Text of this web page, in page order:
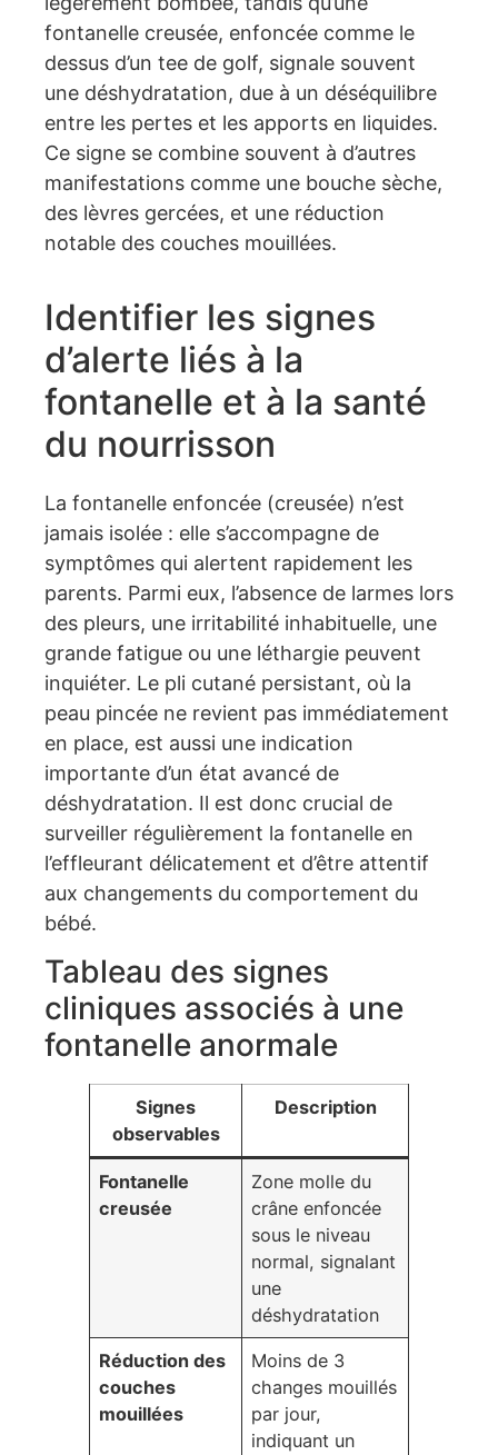
fontanelle creusée, enfoncée comme le
dessus d’un tee de golf, signale souvent
une déshydratation, due à un déséquilibre
entre les pertes et les apports en liquides.
Ce signe se combine souvent à d’autres
manifestations comme une bouche sèche,
des lèvres gercées, et une réduction
notable des couches mouillées.
Identifier les signes
d’alerte liés à la
fontanelle et à la santé
du nourrisson
La fontanelle enfoncée (creusée) n’est
jamais isolée : elle s’accompagne de
symptômes qui alertent rapidement les
parents. Parmi eux, l’absence de larmes lors
des pleurs, une irritabilité inhabituelle, une
grande fatigue ou une léthargie peuvent
inquiéter. Le pli cutané persistant, où la
peau pincée ne revient pas immédiatement
en place, est aussi une indication
importante d’un état avancé de
déshydratation. Il est donc crucial de
surveiller régulièrement la fontanelle en
l’effleurant délicatement et d’être attentif
aux changements du comportement du
bébé.
Tableau des signes
cliniques associés à une
fontanelle anormale
Signes
observables
Description
Fontanelle
creusée
Zone molle du
crâne enfoncée
sous le niveau
normal, signalant
une
déshydratation
Réduction des
couches
mouillées
Moins de 3
changes mouillés
par jour,
indiquant un